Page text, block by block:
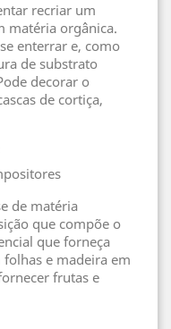
recriar um
matéria orgânica.
enterrar e, como
de substrato
decorar o
de cortiça,
de matéria
que compõe o
que forneça
e madeira em
frutas e